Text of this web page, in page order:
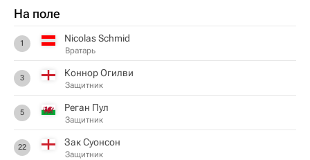
На поле
1 Nicolas Schmid
Вратарь
3 Коннор Огилви
Защитник
5 Реган Пул
Защитник
22 Зак Суонсон
Защитник